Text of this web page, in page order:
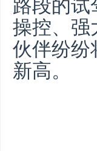
操控、强
伙伴纷
新高。